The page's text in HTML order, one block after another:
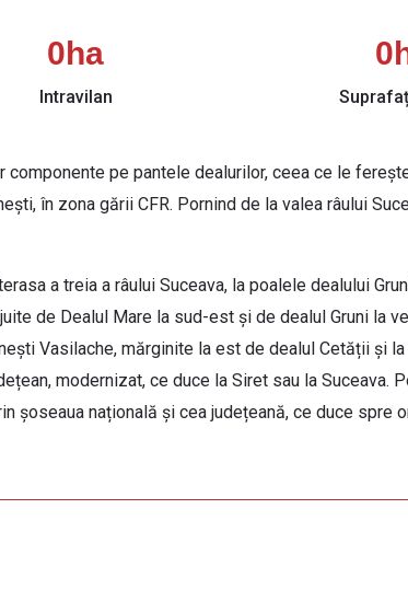
Intravilan
0 ha 0
pe pantele dealurilor, ceea ce le
în zona gării CFR. Pornind de la valea râului
a treia a râului Suceava, la poalele dealului
de Dealul Mare la sud-est și de dealul Gruni la
Vasilache, mărginite la est de dealul Cetății și
modernizat, ce duce la Siret sau la
șoseaua națională și cea județeană, ce duce spre